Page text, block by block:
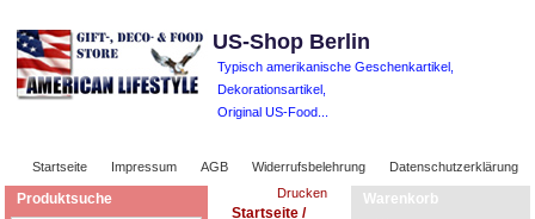
US-Shop Berlin
Typisch amerikanische Geschenkartikel,
Dekorationsartikel,
Original US-Food...
Startseite Impressum AGB Widerrufsbelehrung Datenschutzerklärung
Produktsuche Warenkorb
Drucken
Startseite /